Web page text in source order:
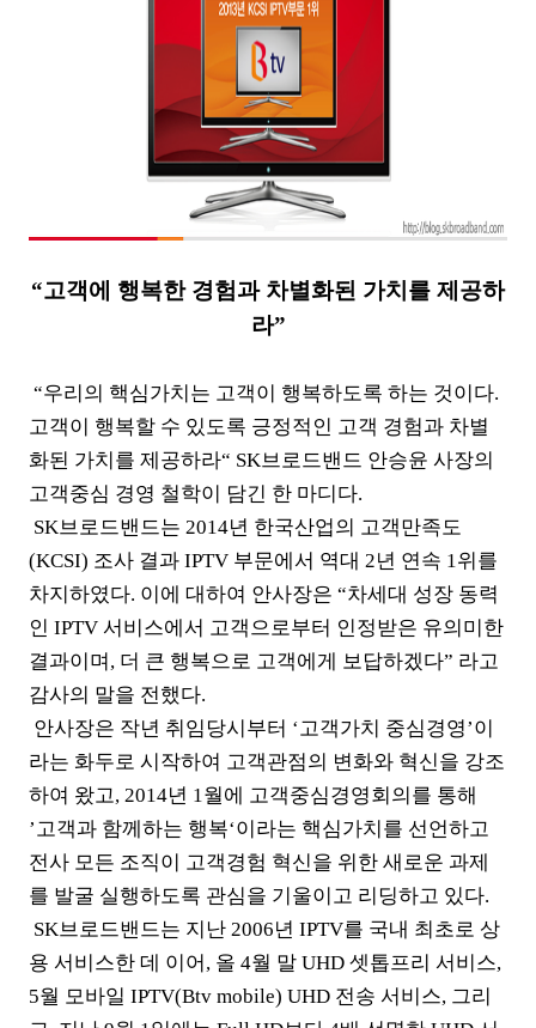
“고객에 행복한 경험과 차별화된 가치를 제공하
라”
“우리의 핵심가치는 고객이 행복하도록 하는 것이다.
고객이 행복할 수 있도록 긍정적인 고객 경험과 차별
화된 가치를 제공하라“ SK브로드밴드 안승윤 사장의
고객중심 경영 철학이 담긴 한 마디다.
SK브로드밴드는 2014년 한국산업의 고객만족도
(KCSI) 조사 결과 IPTV 부문에서 역대 2년 연속 1위를
차지하였다. 이에 대하여 안사장은 “차세대 성장 동력
인 IPTV 서비스에서 고객으로부터 인정받은 유의미한
결과이며, 더 큰 행복으로 고객에게 보답하겠다” 라고
감사의 말을 전했다.
안사장은 작년 취임당시부터 ‘고객가치 중심경영’이
라는 화두로 시작하여 고객관점의 변화와 혁신을 강조
하여 왔고, 2014년 1월에 고객중심경영회의를 통해
’고객과 함께하는 행복‘이라는 핵심가치를 선언하고
전사 모든 조직이 고객경험 혁신을 위한 새로운 과제
를 발굴 실행하도록 관심을 기울이고 리딩하고 있다.
SK브로드밴드는 지난 2006년 IPTV를 국내 최초로 상
용 서비스한 데 이어, 올 4월 말 UHD 셋톱프리 서비스,
5월 모바일 IPTV(Btv mobile) UHD 전송 서비스, 그리